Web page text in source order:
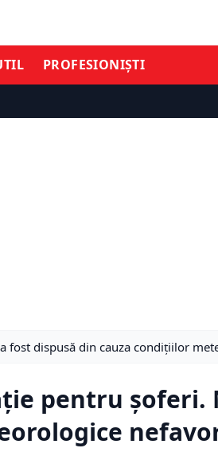
PROFESIONIȘTI
dispusă din cauza condițiilor
pentru șoferi.